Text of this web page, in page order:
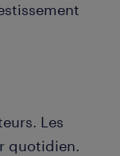
Les
quotidien.